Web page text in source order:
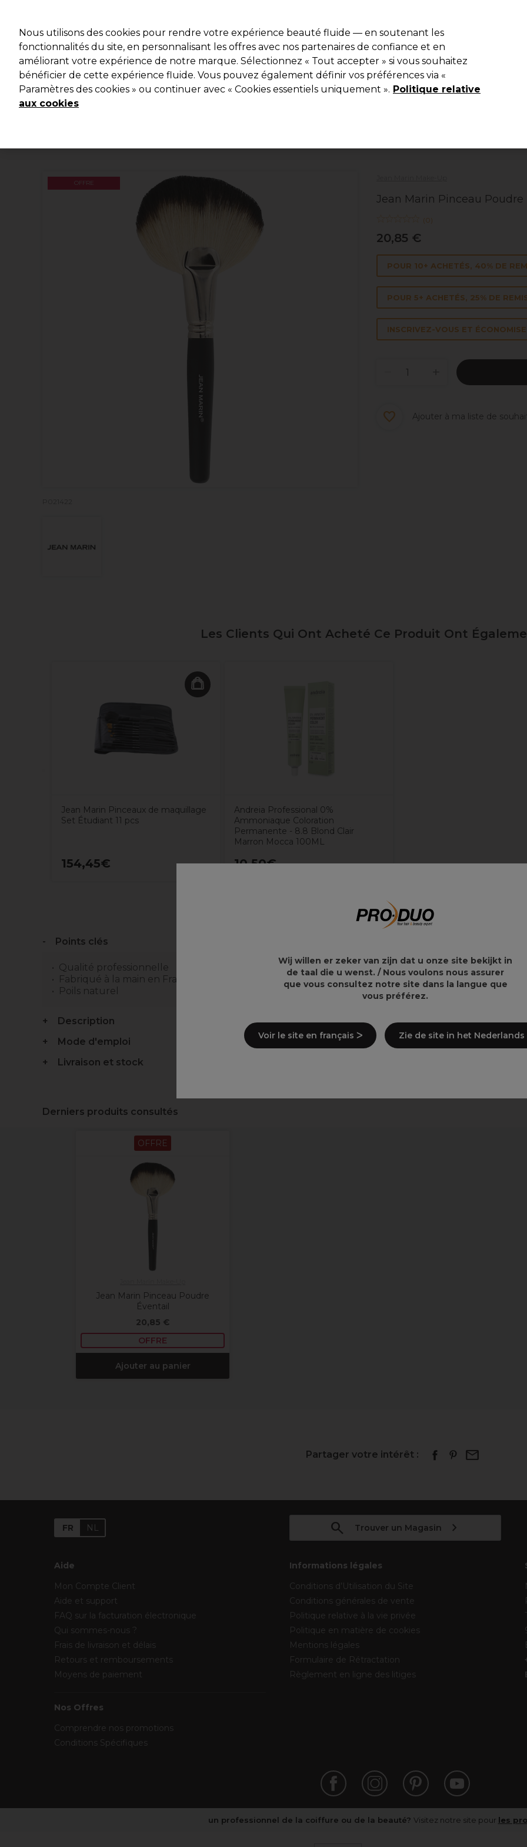
Rechercher
Marques
Bons plans 🌟 Coiffure Electro et Matériel Beauté Equipement de salon Hommes
Livraison le lendemain*
Après expédition, du lundi au vendredi
Livraison Gratuite
Jean Marin Pinceau Poudre
(0)
20,85 €
OFFRE
POUR 10+ ACHETÉS, 40% DE
POUR 5+ ACHETÉS, 25% DE
INSCRIVEZ-VOUS ET
Ajouter à ma liste de
Les Clients Qui Ont Acheté Ce Produit Ont
Jean Marin Pinceaux de maquillage
Set Étudiant 11 pcs
154,45€
Andreia Professional 0%
Ammoniaque Coloration
Permanente - 8.8 Blond Clair
Marron Mocca 100ML
10,50€
Points clés
Qualité professionnelle
Fabriqué à la main en France
Poils naturel
Description
Mode d'emploi
Livraison et stock
Derniers produits consultés
OFFRE
Jean Marin Pinceau Poudre
Éventail
20,85 €
OFFRE
Ajouter au panier
Partager votre intérêt :
FR NL Trouver un Magasin
Aide
Mon Compte Client
Aide et support
FAQ sur la facturation électronique
Qui sommes-nous ?
Frais de livraison et délais
Retours et remboursements
Moyens de paiement
Nos Offres
Comprendre nos promotions
Conditions Spécifiques
Informations légales
Conditions d’Utilisation du Site
Conditions générales de vente
Politique relative à la vie privée
Politique en matière de cookies
Mentions légales
Formulaire de Rétractation
Règlement en ligne des litiges
un professionnel de la coiffure ou de la beauté? Visitez notre site pour les
Nous utilisons des cookies pour rendre votre expérience beauté fluide — en soutenant les
fonctionnalités du site, en personnalisant les offres avec nos partenaires de confiance et en
améliorant votre expérience de notre marque. Sélectionnez « Tout accepter » si vous souhaitez
bénéficier de cette expérience fluide. Vous pouvez également définir vos préférences via «
Paramètres des cookies » ou continuer avec « Cookies essentiels uniquement ». Politique relative
aux cookies
Wij willen er zeker van zijn dat u onze site bekijkt in
de taal die u wenst. / Nous voulons nous assurer
que vous consultez notre site dans la langue que
vous préférez.
Voir le site en français ᐳ Zie de site in het Nederlands